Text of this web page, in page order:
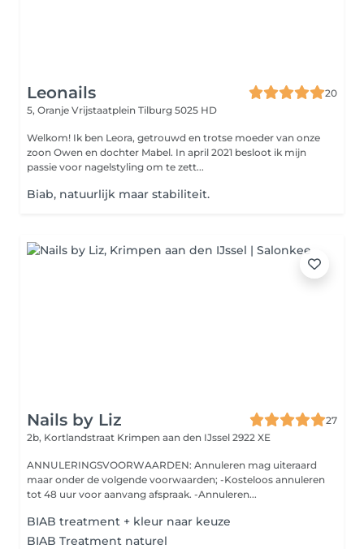
Leonails
20
5, Oranje Vrijstaatplein Tilburg 5025 HD
Welkom! Ik ben Leora, getrouwd en trotse moeder van onze
zoon Owen en dochter Mabel. In april 2021 besloot ik mijn
passie voor nagelstyling om te zett...
Biab, natuurlijk maar stabiliteit.
Nails by Liz
27
2b, Kortlandstraat Krimpen aan den IJssel 2922 XE
ANNULERINGSVOORWAARDEN: Annuleren mag uiteraard
maar onder de volgende voorwaarden; -Kosteloos annuleren
tot 48 uur voor aanvang afspraak. -Annuleren...
BIAB treatment + kleur naar keuze
BIAB Treatment naturel